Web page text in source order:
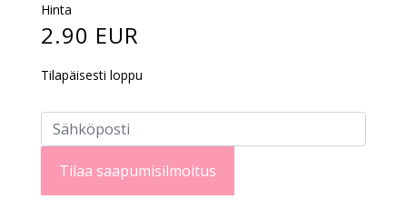
Hinta
2.90 EUR
Tilapäisesti loppu
Tilaa saapumisilmoitus